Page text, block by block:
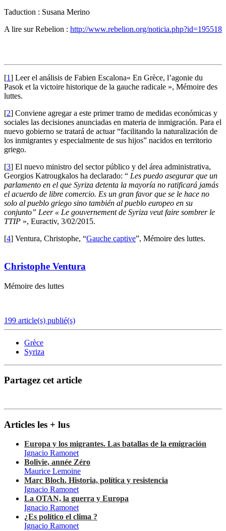
Taduction : Susana Merino
A lire sur Rebelion : http://www.rebelion.org/noticia.php?id=195518
[1] Leer el análisis de Fabien Escalona« En Grèce, l’agonie du
Pasok et la victoire historique de la gauche radicale », Mémoire des
luttes.
[2] Conviene agregar a este primer tramo de medidas económicas y
sociales las decisiones anunciadas en materia de inmigración. Para el
nuevo gobierno se tratará de actuar “facilitando la naturalización de
los inmigrantes y especialmente de sus hijos” nacidos en territorio
griego.
[3] El nuevo ministro del sector público y del área administrativa,
Georgios Katrougkalos ha declarado: “ Les puedo asegurar que un
parlamento en el que Syriza detenta la mayoría no ratificará jamás
el acuerdo de libre comercio. Es un gran favor que se le hace no
solo al pueblo griego sino también al pueblo europeo en su
conjunto” Leer « Le gouvernement de Syriza veut faire sombrer le
TTIP », Euractiv, 3/02/2015.
[4] Ventura, Christophe, “Gauche captive”, Mémoire des luttes.
Christophe Ventura
Mémoire des luttes
199 article(s) publié(s)
Grèce
Syriza
Partagez cet article
Articles les + lus
Europa y los migrantes. Las batallas de la emigración
Ignacio Ramonet
Bolivie, année Zéro
Maurice Lemoine
Marc Bloch. Historia, política y resistencia
Ignacio Ramonet
La OTAN, la guerra y Europa
Ignacio Ramonet
¿Es político el clima ?
Ignacio Ramonet